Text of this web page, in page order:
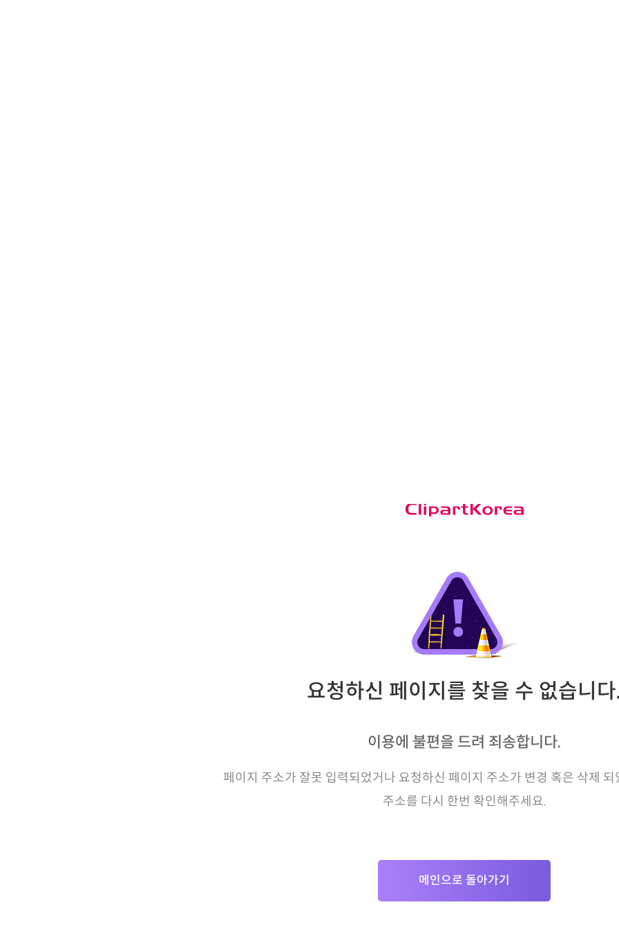
요청하신 페이지를 찾을 수 없습니다.
이용에 불편을 드려 죄송합니다.
페이지 주소가 잘못 입력되었거나 요청하신 페이지 주소가 변경 혹은 삭제 되
주소를 다시 한번 확인해주세요.
메인으로 돌아가기